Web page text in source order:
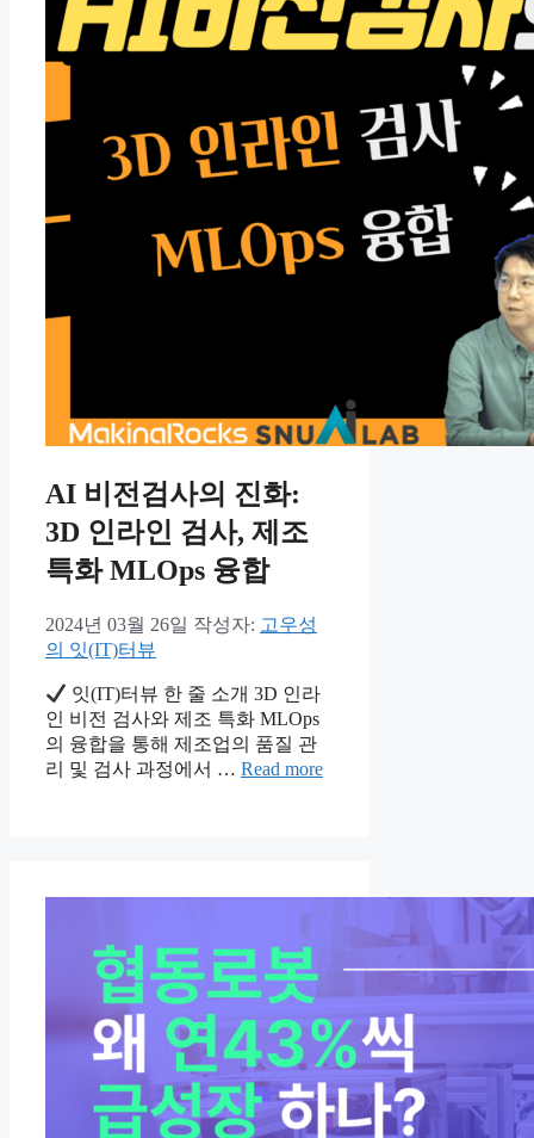
AI 비전검사의 진화:
3D 인라인 검사, 제조
특화 MLOps 융합
2024년 03월 26일 작성자: 고우성
의 잇(IT)터뷰
잇(IT)터뷰 한 줄 소개 3D 인라
인 비전 검사와 제조 특화 MLOps
의 융합을 통해 제조업의 품질 관
리 및 검사 과정에서 … Read more